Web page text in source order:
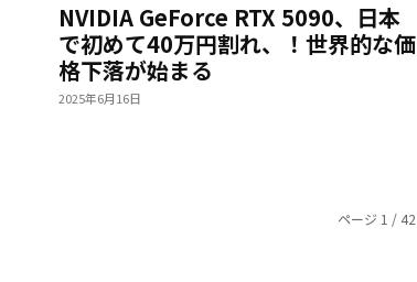
NVIDIA GeForce RTX 5090、日本
で初めて40万円割れ、！世界的な価
格下落が始まる
2025年6月16日
ページ 1 / 42